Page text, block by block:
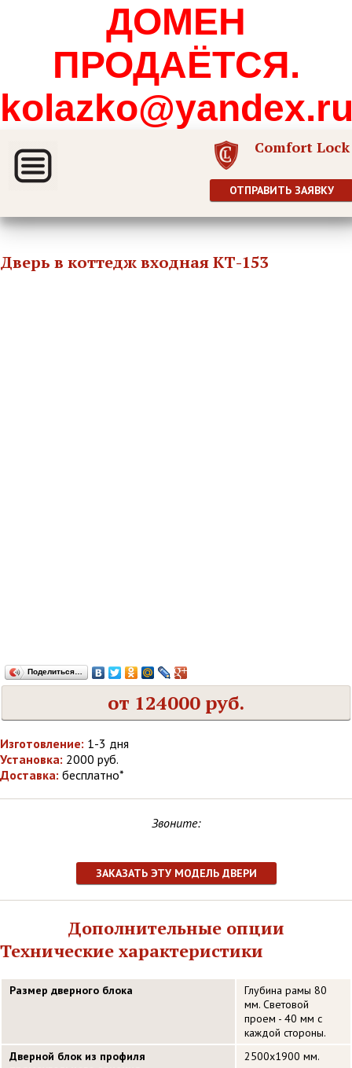
ДОМЕН
ПРОДАЁТСЯ.
Comfort Lock
ОТПРАВИТЬ ЗАЯВКУ
Дверь в коттедж входная КТ-153
Поделиться…
от 124000 руб.
Изготовление: 1-3 дня
Установка: 2000 руб.
Доставка: бесплатно*
Звоните:
ЗАКАЗАТЬ ЭТУ МОДЕЛЬ ДВЕРИ
Дополнительные опции
Технические характеристики
Размер дверного блока
Глубина рамы 80
мм. Световой
проем - 40 мм с
каждой стороны.
Дверной блок из профиля
2500х1900 мм.